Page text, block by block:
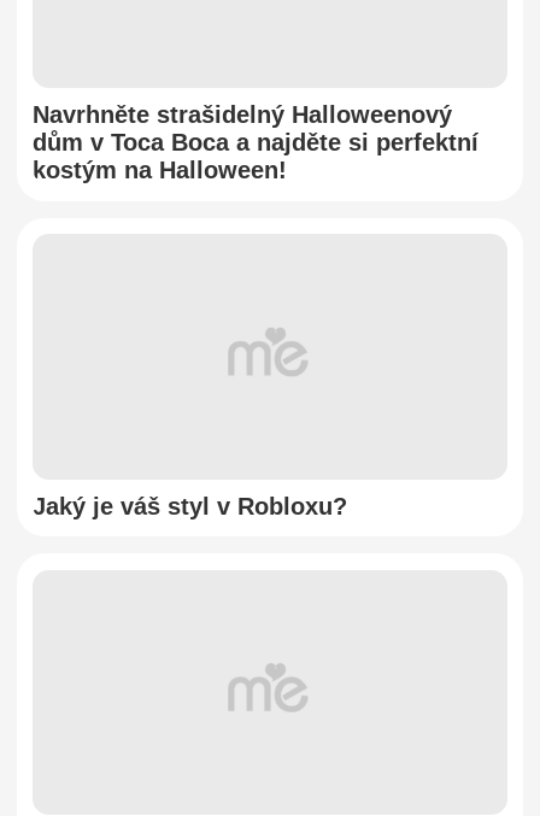
Navrhněte strašidelný Halloweenový
dům v Toca Boca a najděte si perfektní
kostým na Halloween!
Jaký je váš styl v Robloxu?